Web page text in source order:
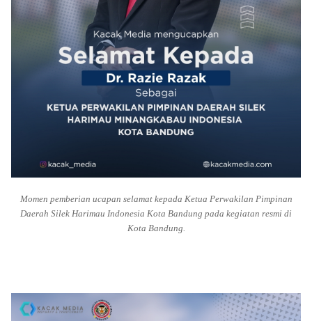
Momen pemberian ucapan selamat kepada Ketua Perwakilan Pimpinan
Daerah Silek Harimau Indonesia Kota Bandung pada kegiatan resmi di
Kota Bandung.